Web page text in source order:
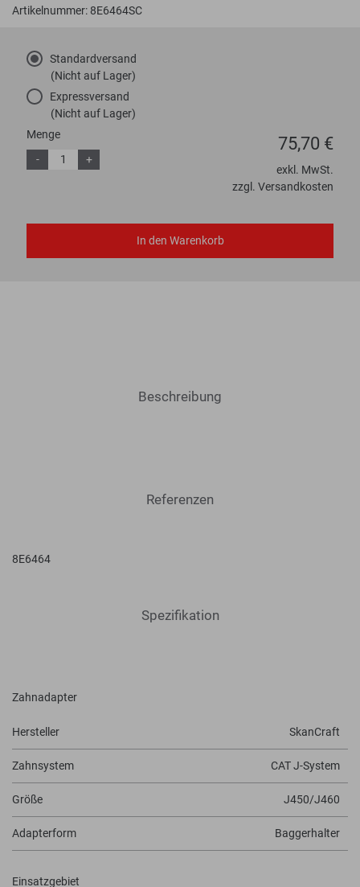
Artikelnummer: 8E6464SC
Standardversand
(Nicht auf Lager)
Expressversand
(Nicht auf Lager)
75,70 €
exkl. MwSt.
zzgl. Versandkosten
Menge
-
+
In den Warenkorb
Beschreibung
Referenzen
8E6464
Spezifikation
Zahnadapter
Hersteller SkanCraft
Zahnsystem CAT J-System
Größe J450/J460
Adapterform Baggerhalter
Einsatzgebiet